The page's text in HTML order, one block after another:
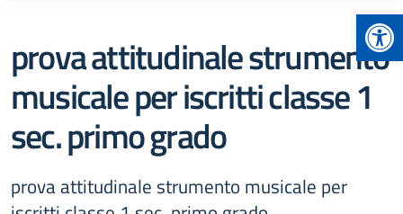
prova attitudinale strumento
musicale per iscritti classe 1
sec. primo grado
prova attitudinale strumento musicale per